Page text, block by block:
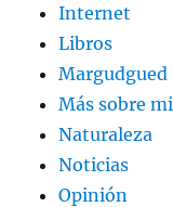
Internet
Libros
Margudgued
Más sobre mi
Naturaleza
Noticias
Opinión